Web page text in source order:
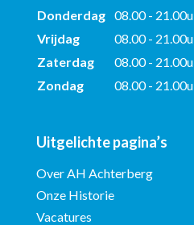
Donderdag 08.00 - 21.00u
Vrijdag
08.00 - 21.00u
Zaterdag
08.00 - 21.00u
Zondag
08.00 - 21.00u
Uitgelichte pagina’s
Over AH Achterberg
Onze Historie
Vacatures